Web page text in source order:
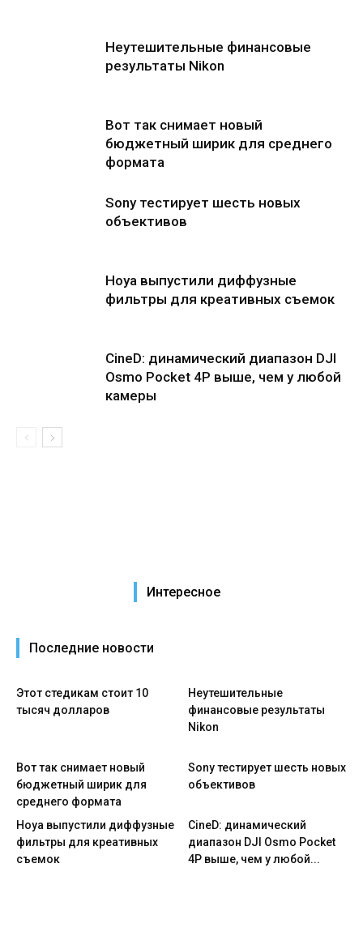
Неутешительные финансовые
результаты Nikon
Вот так снимает новый
бюджетный ширик для среднего
формата
Sony тестирует шесть новых
объективов
Hoya выпустили диффузные
фильтры для креативных съемок
CineD: динамический диапазон DJI
Osmo Pocket 4P выше, чем у любой
камеры
Интересное
Последние новости
Этот стедикам стоит 10
тысяч долларов
Неутешительные
финансовые результаты
Nikon
Вот так снимает новый
бюджетный ширик для
среднего формата
Sony тестирует шесть новых
объективов
Hoya выпустили диффузные
фильтры для креативных
съемок
CineD: динамический
диапазон DJI Osmo Pocket
4P выше, чем у любой...